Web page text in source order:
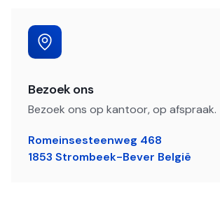
Bezoek ons
Bezoek ons op kantoor, op afspraak.
Romeinsesteenweg 468
1853 Strombeek-Bever België